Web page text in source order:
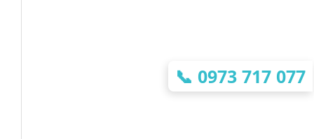
📞 0973 717 077